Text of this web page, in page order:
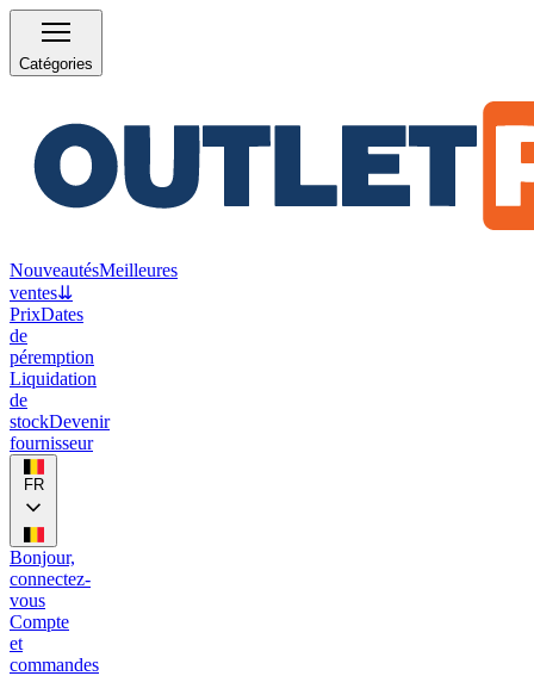
Catégories
NouveautésMeilleures
ventes⇊
PrixDates
de
péremption
Liquidation
de
stockDevenir
fournisseur
FR
Bonjour,
connectez-
vous
Compte
et
commandes